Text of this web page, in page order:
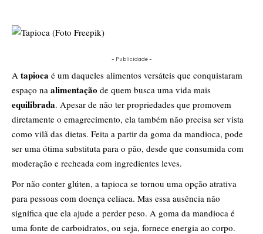
- Publicidade -
A tapioca é um daqueles alimentos versáteis que conquistaram
espaço na alimentação de quem busca uma vida mais
equilibrada. Apesar de não ter propriedades que promovem
diretamente o emagrecimento, ela também não precisa ser vista
como vilã das dietas. Feita a partir da goma da mandioca, pode
ser uma ótima substituta para o pão, desde que consumida com
moderação e recheada com ingredientes leves.
Por não conter glúten, a tapioca se tornou uma opção atrativa
para pessoas com doença celíaca. Mas essa ausência não
significa que ela ajude a perder peso. A goma da mandioca é
uma fonte de carboidratos, ou seja, fornece energia ao corpo.